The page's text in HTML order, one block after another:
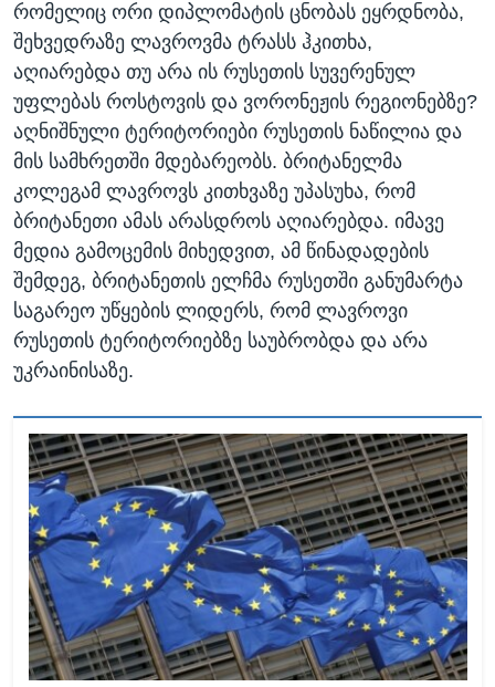
რომელიც ორი დიპლომატის ცნობას ეყრდნობა,
შეხვედრაზე ლავროვმა ტრასს ჰკითხა,
აღიარებდა თუ არა ის რუსეთის სუვერენულ
უფლებას როსტოვის და ვორონეჟის რეგიონებზე?
აღნიშნული ტერიტორიები რუსეთის ნაწილია და
მის სამხრეთში მდებარეობს. ბრიტანელმა
კოლეგამ ლავროვს კითხვაზე უპასუხა, რომ
ბრიტანეთი ამას არასდროს აღიარებდა. იმავე
მედია გამოცემის მიხედვით, ამ წინადადების
შემდეგ, ბრიტანეთის ელჩმა რუსეთში განუმარტა
საგარეო უწყების ლიდერს, რომ ლავროვი
რუსეთის ტერიტორიებზე საუბრობდა და არა
უკრაინისაზე.